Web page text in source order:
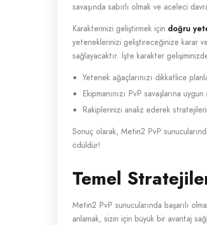
savaşında sabırlı olmak ve aceleci
Karakterinizi geliştirmek için doğru
yeteneklerinizi geliştireceğinize karar
sağlayacaktır. İşte karakter
Yetenek ağaçlarınızı dikkatlice
Ekipmanınızı PvP savaşlarına
Rakiplerinizi analiz ederek
Sonuç olarak, Metin2 PvP
ödüldür!
Temel
Metin2 PvP sunucularında başarılı
anlamak, sizin için büyük bir avantaj